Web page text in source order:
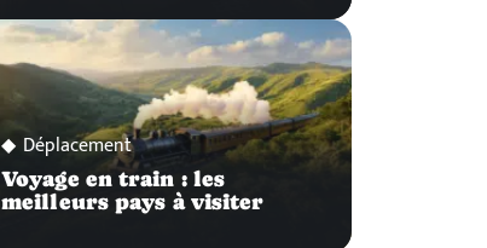
Déplacement
Voyage en train : les
meilleurs pays à visiter